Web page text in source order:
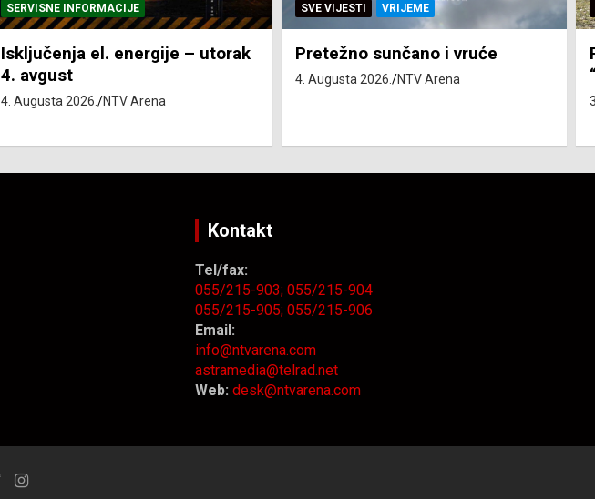
SVE VIJESTI VRIJEME
Pretežno sunčano i vruće
4. Augusta 2026.
SVE VIJESTI ZEMLJA
Pravo na subvenciju za traktor
“Belarus” ostvarila 84 korisnika
Kontakt
Tel/fax:
055/215-903;055/215-904
055/215-905;055/215-906
Email:
info@ntvarena.com
astramedia@telrad.net
Web: desk@ntvarena.com